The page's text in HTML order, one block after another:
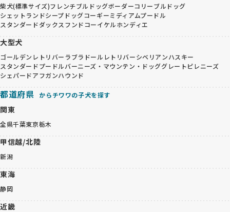
柴犬(標準サイズ)フレンチブルドッグボーダーコリーブルドッグ
シェットランドシープドッグコーギーミディアムプードル
スタンダードダックスフンドコーイケルホンディエ
大型犬
ゴールデンレトリバー ラブラドールレトリバーシベリアンハスキー
スタンダードプードルバーニーズ・マウンテン・ドッググレートピレニーズ
シェパードアフガンハウンド
都道府県 からチワワの子犬を探す
関東
全県千葉東京栃木
甲信越/北陸
新潟
東海
静岡
近畿